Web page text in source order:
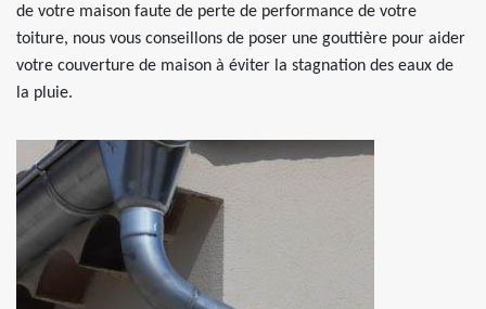
de votre maison faute de perte de performance de votre
toiture, nous vous conseillons de poser une gouttière pour aider
votre couverture de maison à éviter la stagnation des eaux de
la pluie.